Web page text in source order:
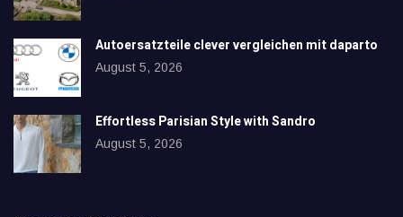
Autoersatzteile clever vergleichen mit daparto
August 5, 2026
Effortless Parisian Style with Sandro
August 5, 2026